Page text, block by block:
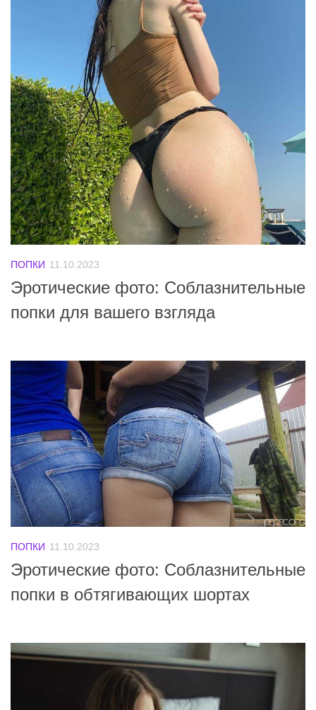
ПОПКИ 11.10.2023
Эротические фото: Соблазнительные
попки для вашего взгляда
ПОПКИ 11.10.2023
Эротические фото: Соблазнительные
попки в обтягивающих шортах